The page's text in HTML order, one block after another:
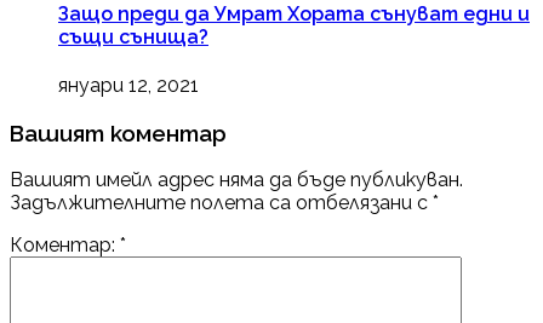
Защо преди да Умрат Хората сънуват едни и
същи сънища?
януари 12, 2021
Вашият коментар
Вашият имейл адрес няма да бъде публикуван.
Задължителните полета са отбелязани с *
Коментар: *